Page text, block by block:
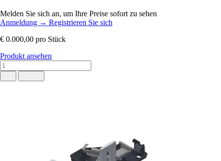
Melden Sie sich an, um Ihre Preise sofort zu sehen
Anmeldung → Registrieren Sie sich
€ 0.000,00 pro Stück
Produkt ansehen